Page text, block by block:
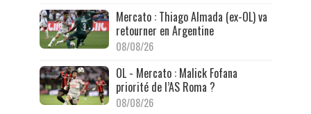
Mercato : Thiago Almada (ex-OL) va
retourner en Argentine
08/08/26
OL - Mercato : Malick Fofana
priorité de l’AS Roma ?
08/08/26